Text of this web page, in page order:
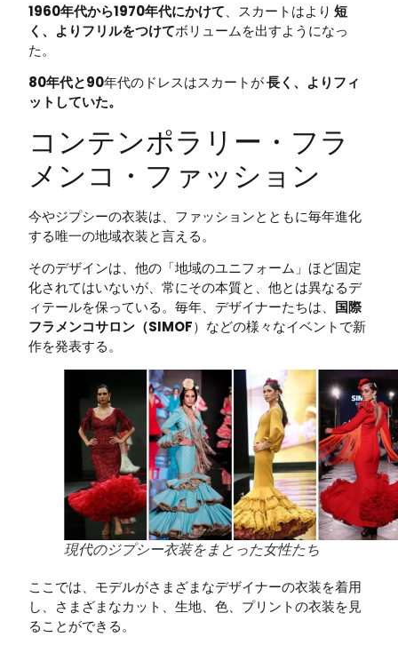
1960年代から1970年代にかけて、スカートはより 短
く、よりフリルをつけてボリュームを出すようになっ
た。
80年代と90年代のドレスはスカートが長く、よりフィ
ットしていた。
コンテンポラリー・フラ
メンコ・ファッション
今やジプシーの衣装は、ファッションとともに毎年進化
する唯一の地域衣装と言える。
そのデザインは、他の「地域のユニフォーム」ほど固定
化されてはいないが、常にその本質と、他とは異なるデ
ィテールを保っている。毎年、デザイナーたちは、 国際
フラメンコサロン（SIMOF）などの様々なイベントで新
作を発表する。
現代のジプシー衣装をまとった女性たち
ここでは、モデルがさまざまなデザイナーの衣装を着用
し、さまざまなカット、生地、色、プリントの衣装を見
ることができる。